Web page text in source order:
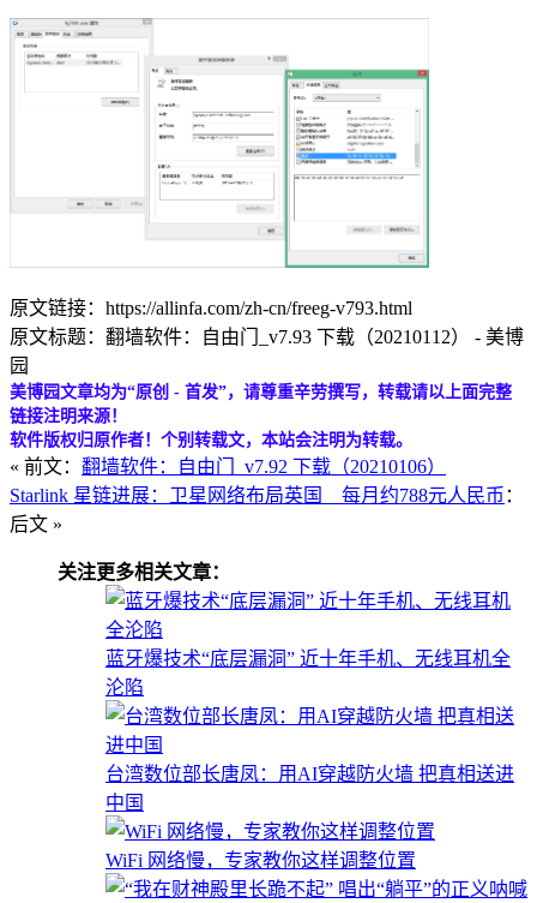
原文链接：https://allinfa.com/zh-cn/freeg-v793.html
原文标题：翻墙软件：自由门_v7.93 下载（20210112） - 美博
园
美博园文章均为“原创 - 首发”，请尊重辛劳撰写，转载请以上面完整
链接注明来源！
软件版权归原作者！个别转载文，本站会注明为转载。
« 前文： 翻墙软件：自由门_v7.92 下载（20210106）
Starlink 星链进展：卫星网络布局英国 每月约788元人民币 ：
后文 »
关注更多相关文章：
蓝牙爆技术“底层漏洞” 近十年手机、无线耳机全
沦陷
台湾数位部长唐凤：用AI穿越防火墙 把真相送进
中国
WiFi 网络慢，专家教你这样调整位置